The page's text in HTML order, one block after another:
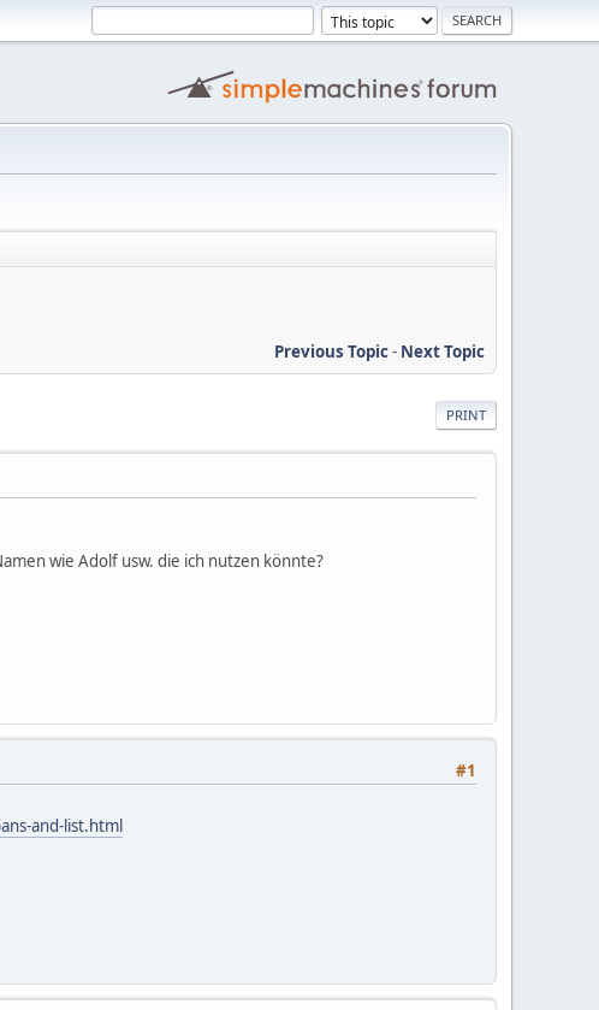
Previous Topic- Next Topic
PRINT
wie Adolf usw. die ich nutzen könnte?
#1
and-list.html